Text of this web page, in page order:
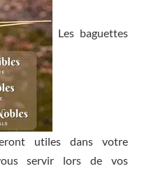
Les baguettes
utiles dans votre
servir lors de vos